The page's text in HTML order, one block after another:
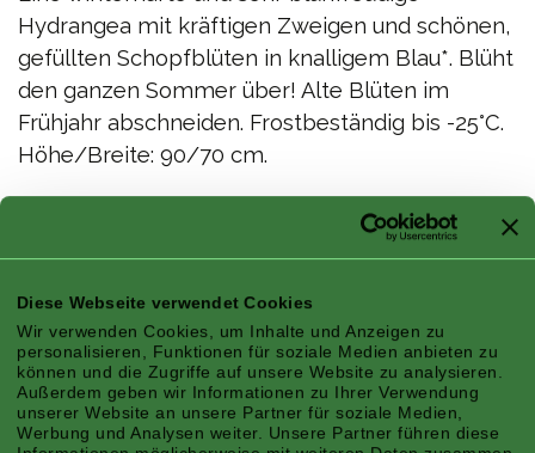
Diese Webseite verwendet Cookies
Wir verwenden Cookies, um Inhalte und Anzeigen zu
personalisieren, Funktionen für soziale Medien anbieten zu
können und die Zugriffe auf unsere Website zu analysieren.
Außerdem geben wir Informationen zu Ihrer Verwendung
unserer Website an unsere Partner für soziale Medien,
Werbung und Analysen weiter. Unsere Partner führen diese
Hydrangea mit kräftigen Zweigen und schönen,
gefüllten Schopfblüten in knalligem Blau*. Blüht
den ganzen Sommer über! Alte Blüten im
Frühjahr abschneiden. Frostbeständig bis -25°C.
Höhe/Breite: 90/70 cm.
Sweet Marshmallow -
Eigenschaften